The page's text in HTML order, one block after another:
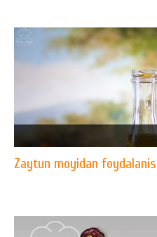
Zaytun moyidan